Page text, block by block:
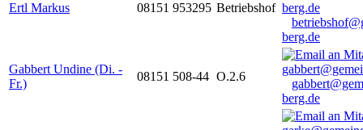
Ertl Markus 08151 953295 Betriebshof
berg.de
Gabbert Undine (Di. -
Fr.)
08151 508-44 O.2.6
berg.de